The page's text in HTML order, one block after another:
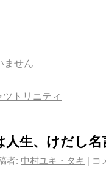
ません
ツトリニティ
人生、けだし
者: 中村ユキ・タキ | コ